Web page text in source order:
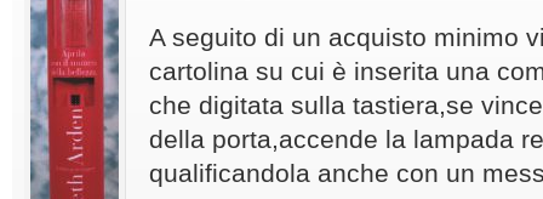
A seguito di un acquisto minimo
cartolina su cui è inserita una
che digitata sulla tastiera,se
della porta,accende la lampada
qualificandola anche con un